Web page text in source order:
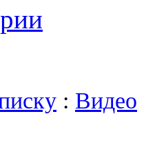
: Видео